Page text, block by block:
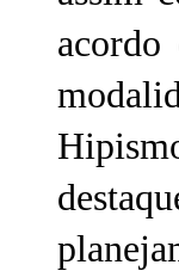
acordo